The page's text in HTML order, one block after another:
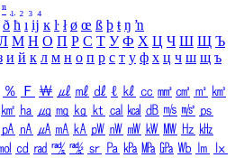
ⁿ ₁ ₂ ₃ ₄
ð ħ ı ĳ ĸ ŀ ł ø œ ß þ ŧ ŋ ŉ
М Н О П Р С Т У Ф Х Ц Ч Ш Щ Ъ
и й к л м н о п р с т у ф х ц ч ш щ ъ
％ Ｆ ￦ ㎕ ㎖ ㎗ ℓ ㎘ ㏄ ㎣ ㎤ ㎥ ㎦
㎢ ㏊ ㎍ ㎎ ㎏ ㏏ ㎈ ㎉ ㏈ ㎧ ㎨ ㎰
㎀ ㎁ ㎂ ㎃ ㎄ ㎺ ㎻ ㎽ ㎾ ㎿ ㎐ ㎑
㏅ ㎭ ㎮ ㎯ ㏛ ㎩ ㎪ ㎫ ㎬ ㏝ ㏐
㏓